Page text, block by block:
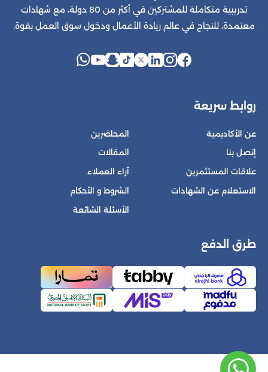
تدريبية متكاملة للمشتركين في أكثر من 80 دولة، مع شهادات
معتمدة، للنجاح في عالم ريادة الأعمال ودخول سوق العمل بقوة.
روابط سريعة
عن الأكاديمية
إتصل بنا
علاقات المستثمرين
الاستعلام عن الشهادات
المحاضرين
المقالات
آراء العملاء
الشروط و الأحكام
الأسئلة الشائعة
طرق الدفع